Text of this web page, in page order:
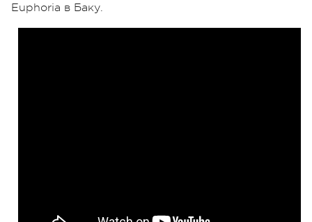
Euphoria в Баку.